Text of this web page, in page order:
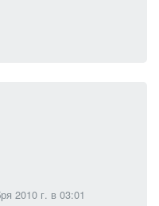
2010 г. в 03:01